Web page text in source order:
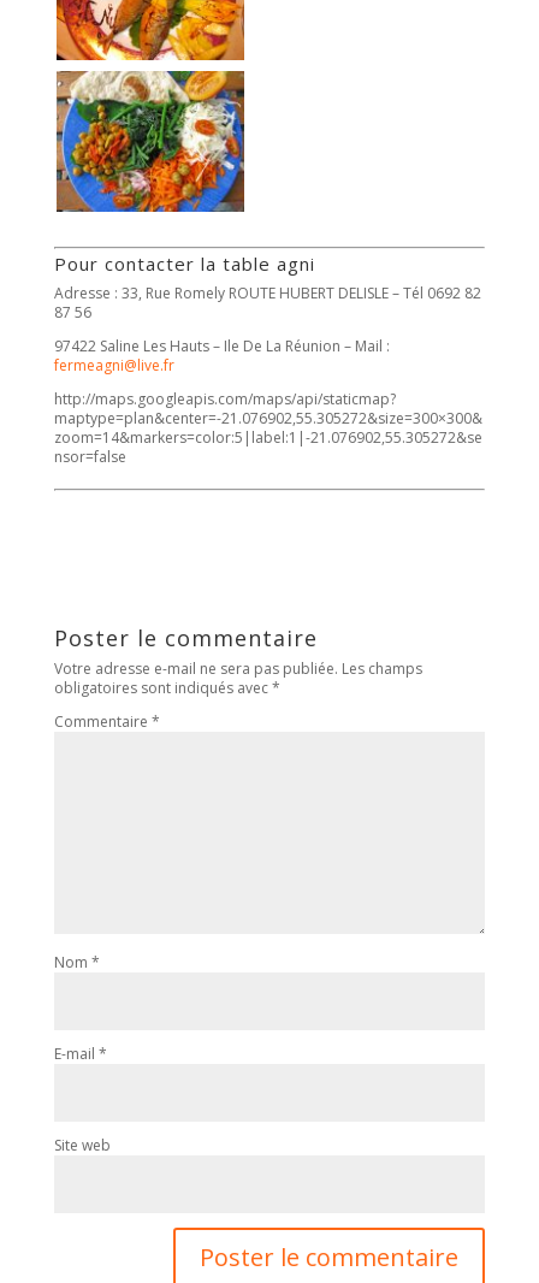
Pour contacter la table agni
Adresse : 33, Rue Romely ROUTE HUBERT DELISLE – Tél 0692 82
87 56
97422 Saline Les Hauts – Ile De La Réunion – Mail :
fermeagni@live.fr
http://maps.googleapis.com/maps/api/staticmap?
maptype=plan&center=-21.076902,55.305272&size=300×300&
zoom=14&markers=color:5|label:1|-21.076902,55.305272&se
nsor=false
Poster le commentaire
Votre adresse e-mail ne sera pas publiée. Les champs
obligatoires sont indiqués avec*
Commentaire *
Nom *
E-mail *
Site web